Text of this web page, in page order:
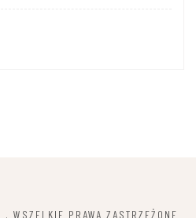
. WSZELKIE PRAWA ZASTRZEŻONE